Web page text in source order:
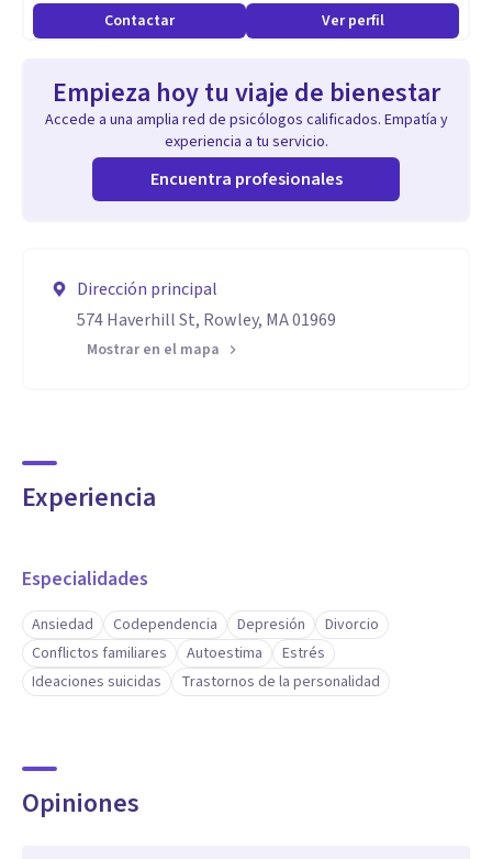
Contactar Ver perfil
Empieza hoy tu viaje de bienestar
Accede a una amplia red de psicólogos calificados. Empatía y
experiencia a tu servicio.
Encuentra profesionales
Dirección principal
574 Haverhill St, Rowley, MA 01969
Mostrar en el mapa
Experiencia
Especialidades
Ansiedad Codependencia Depresión
Divorcio
Conflictos familiares
Autoestima
Estrés
Ideaciones suicidas
Trastornos de la personalidad
Opiniones